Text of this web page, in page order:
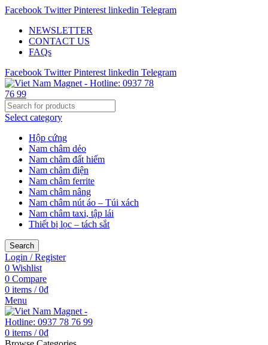
Facebook Twitter Pinterest linkedin Telegram
NEWSLETTER
CONTACT US
FAQs
Facebook Twitter Pinterest linkedin Telegram
Select category
Hộp cứng
Nam châm dẻo
Nam châm đất hiếm
Nam châm điện
Nam châm ferrite
Nam châm nâng
Nam châm nút áo – Túi xách
Nam châm taxi, tập lái
Thiết bị lọc – tách sắt
Search
Login / Register
0 Wishlist
0 Compare
0 items / 0₫
Menu
0 items / 0₫